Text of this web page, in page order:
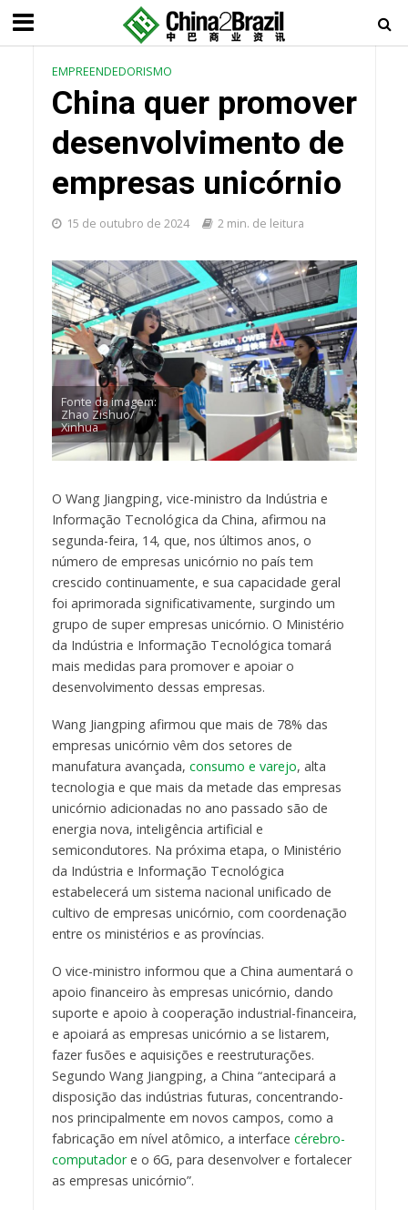
EMPREENDEDORISMO
China quer promover
desenvolvimento de
empresas unicórnio
15 de outubro de 2024 2 min. de leitura
Fonte da imagem:
Zhao Zishuo/
Xinhua
O Wang Jiangping, vice-ministro da Indústria e
Informação Tecnológica da China, afirmou na
segunda-feira, 14, que, nos últimos anos, o
número de empresas unicórnio no país tem
crescido continuamente, e sua capacidade geral
foi aprimorada significativamente, surgindo um
grupo de super empresas unicórnio. O Ministério
da Indústria e Informação Tecnológica tomará
mais medidas para promover e apoiar o
desenvolvimento dessas empresas.
Wang Jiangping afirmou que mais de 78% das
empresas unicórnio vêm dos setores de
manufatura avançada, consumo e varejo, alta
tecnologia e que mais da metade das empresas
unicórnio adicionadas no ano passado são de
energia nova, inteligência artificial e
semicondutores. Na próxima etapa, o Ministério
da Indústria e Informação Tecnológica
estabelecerá um sistema nacional unificado de
cultivo de empresas unicórnio, com coordenação
entre os ministérios e as províncias.
O vice-ministro informou que a China aumentará o
apoio financeiro às empresas unicórnio, dando
suporte e apoio à cooperação industrial-financeira,
e apoiará as empresas unicórnio a se listarem,
fazer fusões e aquisições e reestruturações.
Segundo Wang Jiangping, a China “antecipará a
disposição das indústrias futuras, concentrando-
nos principalmente em novos campos, como a
fabricação em nível atômico, a interface cérebro-
computadore o 6G, para desenvolver e fortalecer
as empresas unicórnio”.